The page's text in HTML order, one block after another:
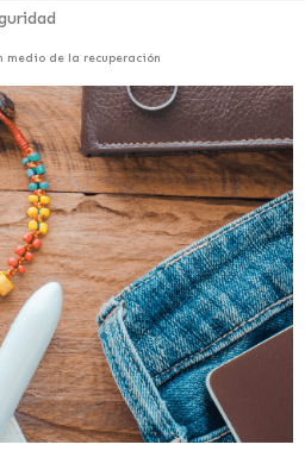
medio de la recuperación